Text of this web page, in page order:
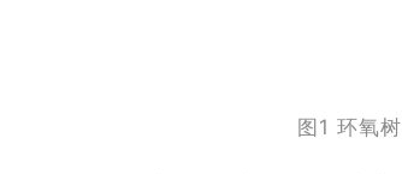
图1 环氧